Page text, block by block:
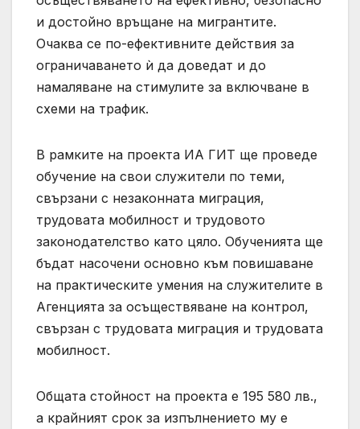
и достойно връщане на мигрантите.
Очаква се по-ефективните действия за
ограничаването ѝ да доведат и до
намаляване на стимулите за включване в
схеми на трафик.
В рамките на проекта ИА ГИТ ще проведе
обучение на свои служители по теми,
свързани с незаконната миграция,
трудовата мобилност и трудовото
законодателство като цяло. Обученията ще
бъдат насочени основно към повишаване
на практическите умения на служителите в
Агенцията за осъществяване на контрол,
свързан с трудовата миграция и трудовата
мобилност.
Общата стойност на проекта е 195 580 лв.,
а крайният срок за изпълнението му е